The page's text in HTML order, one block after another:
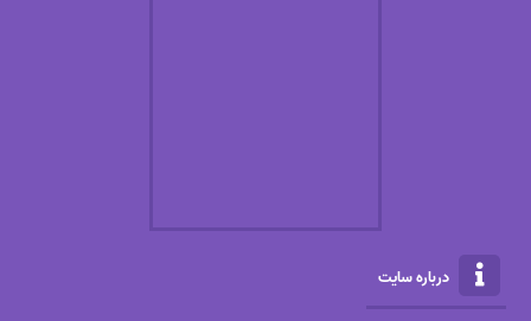
درباره سایت